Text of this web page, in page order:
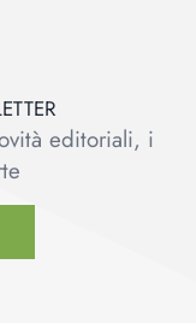
editoriali, i